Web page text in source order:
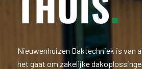
Nieuwenhuizen Daktechniek is van
het gaat om zakelijke